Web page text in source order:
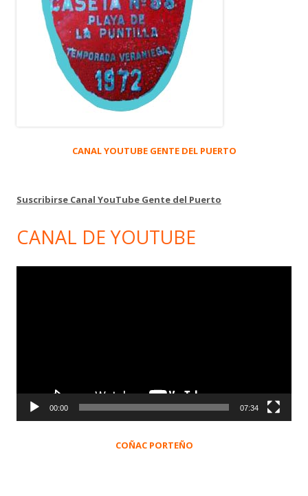
CANAL YOUTUBE GENTE DEL PUERTO
Suscribirse Canal YouTube Gente del Puerto
CANAL DE YOUTUBE
00:00 07:34
COÑAC PORTEÑO